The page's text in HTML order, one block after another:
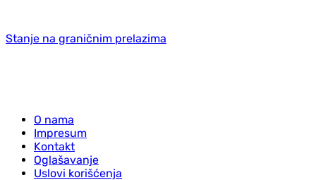
Stanje na graničnim prelazima
O nama
Impresum
Kontakt
Oglašavanje
Uslovi korišćenja